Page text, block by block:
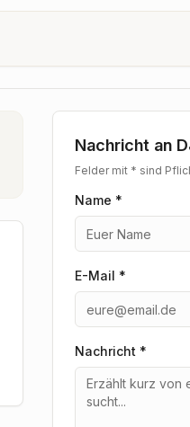
Nachricht an
Felder mit * sind
Name *
E-Mail *
Nachricht *